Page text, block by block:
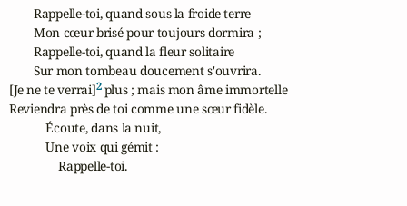
        Rappelle-toi, quand sous la froide terre
        Mon cœur brisé pour toujours dormira ;
        Rappelle-toi, quand la fleur solitaire
        Sur mon tombeau doucement s'ouvrira.
[Je ne te verrai]2 plus ; mais mon âme immortelle
Reviendra près de toi comme une sœur fidèle.
            Écoute, dans la nuit,
            Une voix qui gémit :
                Rappelle-toi.